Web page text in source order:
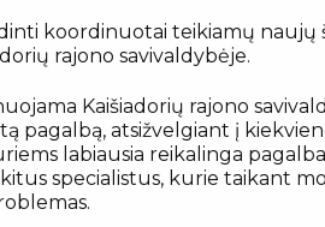
koordinuotai teikiamų naujų
rajono savivaldybėje.
Kaišiadorių rajono
pagalbą, atsižvelgiant į
labiausia reikalinga
specialistus, kurie taikant